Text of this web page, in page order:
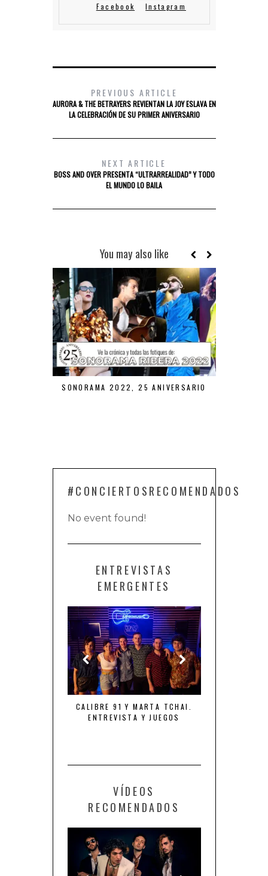
Facebook
Instagram
PREVIOUS ARTICLE
AURORA & THE BETRAYERS REVIENTAN LA JOY ESLAVA EN
LA CELEBRACIÓN DE SU PRIMER ANIVERSARIO
NEXT ARTICLE
BOSS AND OVER PRESENTA “ULTRARREALIDAD” Y TODO
EL MUNDO LO BAILA
You may also like
SONORAMA 2022, 25 ANIVERSARIO
#CONCIERTOSRECOMENDADOS
No event found!
ENTREVISTAS
EMERGENTES
CALIBRE 91 Y MARTA TCHAI.
ENTREVISTA Y JUEGOS
VÍDEOS
RECOMENDADOS